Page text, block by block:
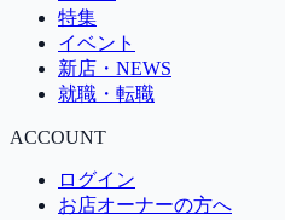
特集
イベント
新店・NEWS
就職・転職
ACCOUNT
ログイン
お店オーナーの方へ